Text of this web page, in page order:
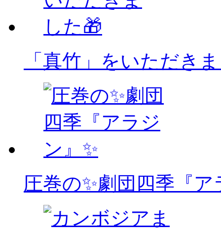
「真竹」をいただき
圧巻の✨劇団四季『ア